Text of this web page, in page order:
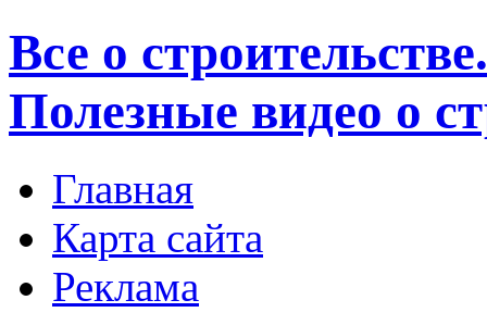
Все о
Полезные видео о
Главная
Карта сайта
Реклама